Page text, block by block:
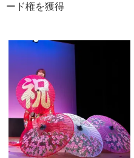
ード権を獲得